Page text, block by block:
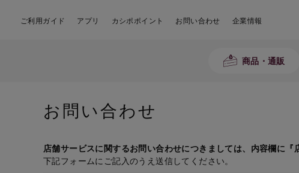
ご利用ガイド アプリ カシポポイント お問い合わせ 企業情報
商品・通販
お問い合わせ
店舗サービスに関するお問い合わせにつきましては、内容欄に『
下記フォームにご記入のうえ送信してください。